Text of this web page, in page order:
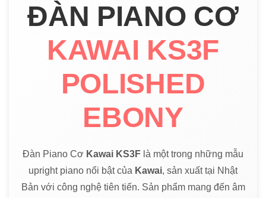
ĐÀN PIANO CƠ
KAWAI KS3F
POLISHED
EBONY
Đàn Piano Cơ Kawai KS3F là một trong những mẫu
upright piano nổi bật của Kawai, sản xuất tại Nhật
Bản với công nghệ tiên tiến. Sản phẩm mang đến âm